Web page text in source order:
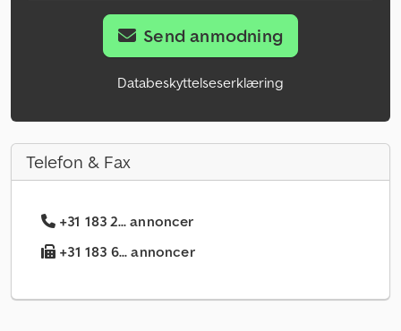
Send anmodning
Databeskyttelseserklæring
Telefon & Fax
+31 183 2... annoncer
+31 183 6... annoncer